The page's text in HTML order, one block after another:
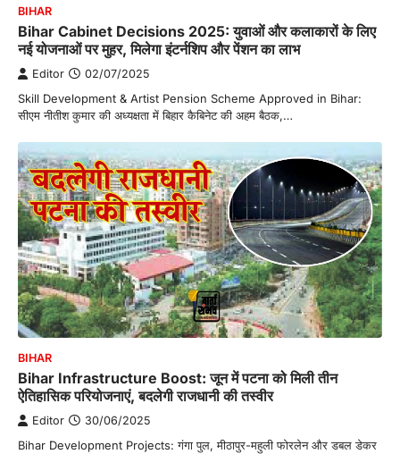
BIHAR
Bihar Cabinet Decisions 2025: युवाओं और कलाकारों के लिए
नई योजनाओं पर मुहर, मिलेगा इंटर्नशिप और पेंशन का लाभ
Editor 02/07/2025
Skill Development & Artist Pension Scheme Approved in Bihar:
सीएम नीतीश कुमार की अध्यक्षता में बिहार कैबिनेट की अहम बैठक,…
BIHAR
Bihar Infrastructure Boost: जून में पटना को मिली तीन
ऐतिहासिक परियोजनाएं, बदलेगी राजधानी की तस्वीर
Editor 30/06/2025
Bihar Development Projects: गंगा पुल, मीठापुर-महुली फोरलेन और डबल डेकर